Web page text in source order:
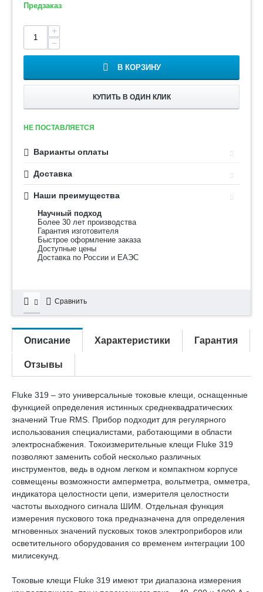
Предзаказ
+
−
В КОРЗИНУ
КУПИТЬ В ОДИН КЛИК
НЕ ПОСТАВЛЯЕТСЯ
Варианты оплаты
Доставка
Наши преимущества
Научный подход
Более 30 лет производства
Гарантия изготовителя
Быстрое оформление заказа
Доступные цены
Доставка по России и ЕАЭС
Сравнить
Описание Характеристики Гарантия
Отзывы
Fluke 319 – это универсальные токовые клещи, оснащенные
функцией определения истинных среднеквадратических
значений True RMS. Прибор подходит для регулярного
использования специалистами, работающими в области
электроснабжения. Токоизмерительные клещи Fluke 319
позволяют заменить собой несколько различных
инструментов, ведь в одном легком и компактном корпусе
совмещены возможности амперметра, вольтметра, омметра,
индикатора целостности цепи, измерителя целостности
частоты выходного сигнала ШИМ. Отдельная функция
измерения пускового тока предназначена для определения
мгновенных значений пусковых токов электроприборов или
осветительного оборудования со временем интеграции 100
милисекунд.
Токовые клещи Fluke 319 имеют три диапазона измерения